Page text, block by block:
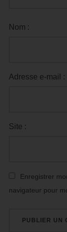
Nom :
Adresse e-mail :
Site :
Enregistrer
navigateur pour